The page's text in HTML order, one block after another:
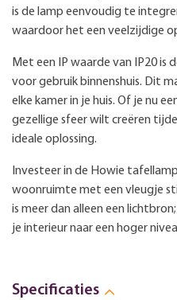
is de lamp eenvoudig te
waardoor het een veelzijdige
Met een IP waarde van IP20 is
voor gebruik binnenshuis. Dit
elke kamer in je huis. Of je nu
gezellige sfeer wilt creëren
ideale oplossing.
Investeer in de Howie
woonruimte met een vleugje
is meer dan alleen een
je interieur naar een hoger
Specificaties